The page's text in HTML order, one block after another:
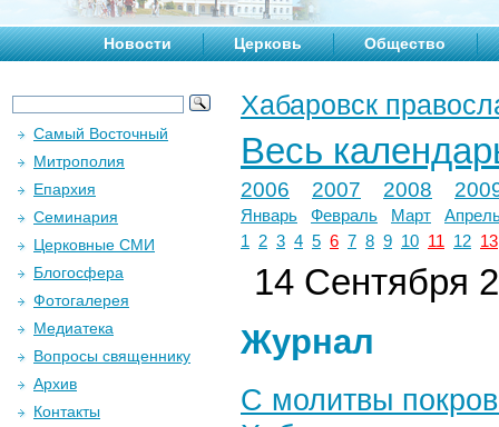
Новости Церковь Общество
Хабаровск
Весь
2006 2007 2008
Январь Февраль Март
1
2 3 4 5 6 7 8 9 10 11 12 13
14 Сентября
Журнал
С молитвы
Самый Восточный
Митрополия
Епархия
Семинария
Церковные СМИ
Блогосфера
Фотогалерея
Медиатека
Вопросы священнику
Архив
Контакты